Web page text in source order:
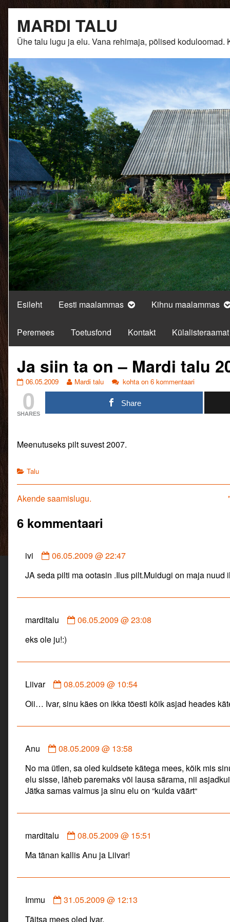
content
MARDI TALU
Ühe talu lugu ja elu. Vana rehimaja, põlised
Esileht Eesti maalammas Kihnu maalammas
Peremees Toetusfond Kontakt Külalisteraamat
Ja siin ta on – Mardi talu
Ja
ta
on
–
2009
on
06.05.2009
Read
more
Ja
–
talu
mai.,
Mardi talu
Ja
siin
ta
on
2009
kohta on 6 kommentaari
0
SHARES
Share
Meenutuseks pilt suvest 2007.
Categories
Talu
Navigeerimine
Previous
Akende saamislugu.
6 kommentaari
ivi
Comment
ivi
on
06.05.2009 @ 22:47
JA seda pilti ma ootasin .Ilus pilt.Muidugi on maja nuud
marditalu
Comment
on
06.05.2009 @ 23:08
eks ole ju!:)
Liivar
Comment
Liivar
on
08.05.2009 @ 10:54
Oii… Ivar, sinu käes on ikka tõesti kõik asjad heades
Anu
Comment
Anu
published
on
08.05.2009 @ 13:58
No ma ütlen, sa oled kuldsete kätega mees, kõik mis
elu sisse, läheb paremaks või lausa särama, nii
Jätka samas vaimus ja sinu elu on “kulda väärt“
marditalu
Comment
marditalu
on
08.05.2009 @ 15:51
Ma tänan kallis Anu ja Liivar!
Immu
Comment
31.05.2009 @ 12:13
Täitsa mees oled Ivar.